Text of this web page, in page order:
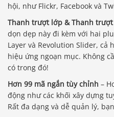
hội, như Flickr, Facebook và
Thanh trượt lớp & Thanh trượt
dọn dẹp này đi kèm với hai
Layer và Revolution Slider, cả
hiệu ứng ngoạn mục. Không
có trong đó!
Hơn 99 mã ngắn tùy chỉnh –
động như các khối xây dựng
Rất đa dạng và dễ quản lý,